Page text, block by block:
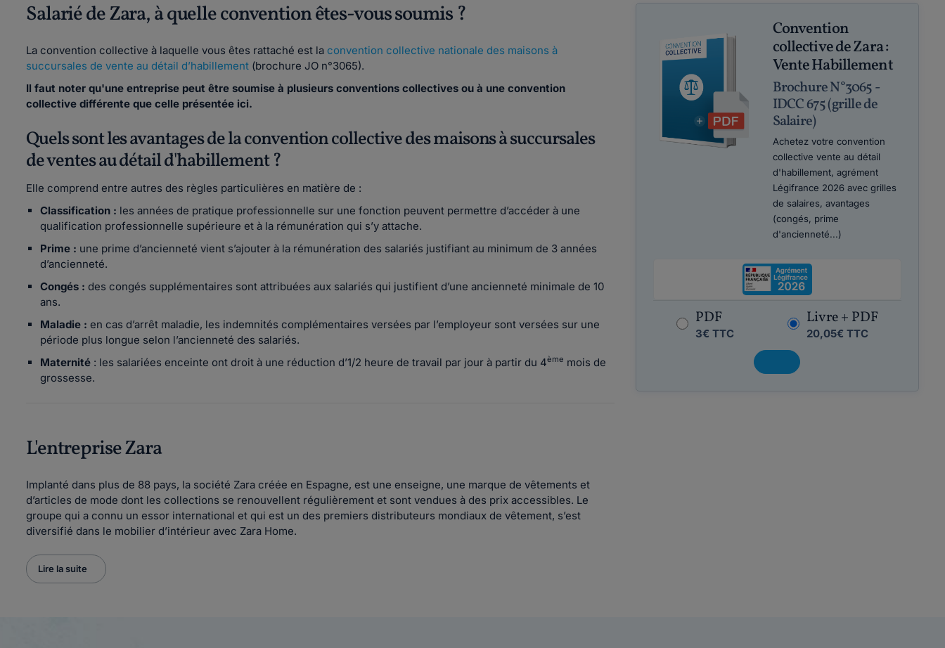
Salarié de Zara, à quelle convention êtes-vous soumis ?
La convention collective à laquelle vous êtes rattaché est la convention collective nationale des maisons à
succursales de vente au détail d’habillement (brochure JO n°3065).
Il faut noter qu'une entreprise peut être soumise à plusieurs conventions collectives ou à une convention
collective différente que celle présentée ici.
Quels sont les avantages de la convention collective des maisons à succursales
de ventes au détail d'habillement ?
Elle comprend entre autres des règles particulières en matière de :
Classification : les années de pratique professionnelle sur une fonction peuvent permettre d’accéder à une
qualification professionnelle supérieure et à la rémunération qui s’y attache.
Prime : une prime d’ancienneté vient s’ajouter à la rémunération des salariés justifiant au minimum de 3 années
d’ancienneté.
Congés : des congés supplémentaires sont attribuées aux salariés qui justifient d’une ancienneté minimale de 10
ans.
Maladie : en cas d’arrêt maladie, les indemnités complémentaires versées par l’employeur sont versées sur une
période plus longue selon l’ancienneté des salariés.
Maternité : les salariées enceinte ont droit à une réduction d’1/2 heure de travail par jour à partir du 4ème mois de
grossesse.
L'entreprise Zara
Implanté dans plus de 88 pays, la société Zara créée en Espagne, est une enseigne, une marque de vêtements et
d’articles de mode dont les collections se renouvellent régulièrement et sont vendues à des prix accessibles. Le
groupe qui a connu un essor international et qui est un des premiers distributeurs mondiaux de vêtement, s’est
diversifié dans le mobilier d’intérieur avec Zara Home.
Lire la suite
Convention
collective de Zara :
Vente Habillement
Brochure N°3065 -
IDCC 675 (grille de
Salaire)
Achetez votre convention
collective vente au détail
d'habillement, agrément
Légifrance 2026 avec grilles
de salaires, avantages
(congés, prime
d'ancienneté...)
PDF
3€ TTC
Livre + PDF
20,05€ TTC